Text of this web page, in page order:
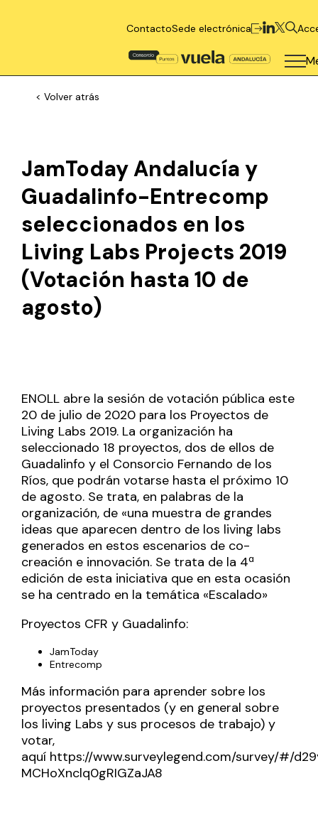
ContactoSede electrónica
< Volver atrás
JamToday Andalucía y
Guadalinfo-Entrecomp
seleccionados en los
Living Labs Projects 2019
(Votación hasta 10 de
agosto)
ENOLL abre la sesión de votación pública este
20 de julio de 2020 para los Proyectos de
Living Labs 2019. La organización ha
seleccionado 18 proyectos, dos de ellos de
Guadalinfo y el Consorcio Fernando de los
Ríos, que podrán votarse hasta el próximo 10
de agosto. Se trata, en palabras de la
organización, de «una muestra de grandes
ideas que aparecen dentro de los living labs
generados en estos escenarios de co-
creación e innovación. Se trata de la 4ª
edición de esta iniciativa que en esta ocasión
se ha centrado en la temática «Escalado»
Proyectos CFR y Guadalinfo:
JamToday
Entrecomp
Más información para aprender sobre los
proyectos presentados (y en general sobre
los living Labs y sus procesos de trabajo) y
votar,
aquí https://www.surveylegend.com/survey/#/
MCHoXnclq0gRIGZaJA8